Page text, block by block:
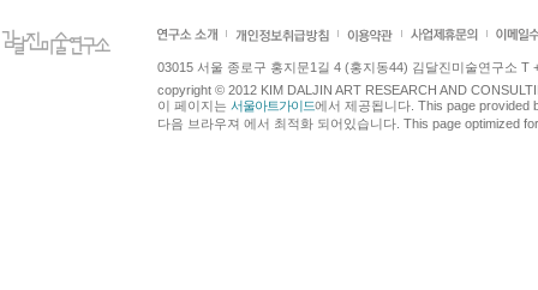
03015 서울 종로구 홍지문1길 4 (홍지동44) 김달진미술연구소 T
copyright © 2012 KIM DALJIN ART RESEARCH AND
이 페이지는 서울아트가이드에서 제공됩니다. This page provided
다음 브라우져 에서 최적화 되어있습니다. This page optimized